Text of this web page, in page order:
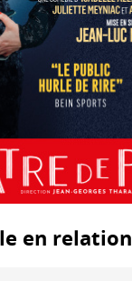
en relation